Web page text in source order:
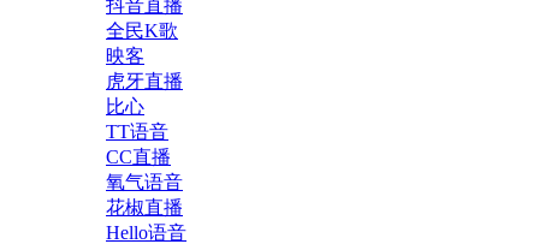
抖音直播
全民K歌
映客
虎牙直播
比心
TT语音
CC直播
氧气语音
花椒直播
Hello语音